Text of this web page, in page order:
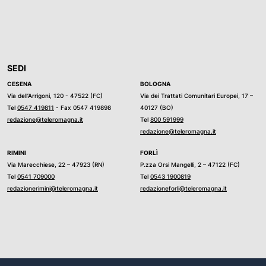
SEDI
CESENA
Via dell’Arrigoni, 120 - 47522 (FC)
Tel 0547 419811 - Fax 0547 419898
redazione@teleromagna.it
BOLOGNA
Via dei Trattati Comunitari Europei, 17 –
40127 (BO)
Tel 800 591999
redazione@teleromagna.it
RIMINI
Via Marecchiese, 22 – 47923 (RN)
Tel 0541 709000
redazionerimini@teleromagna.it
FORLÌ
P.zza Orsi Mangelli, 2 – 47122 (FC)
Tel 0543 1900819
redazioneforli@teleromagna.it